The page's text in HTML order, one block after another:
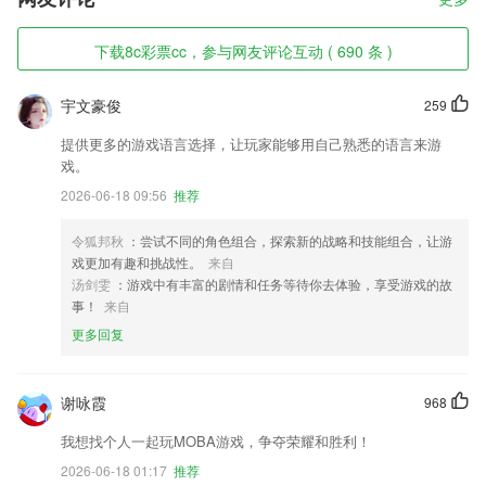
下载8c彩票cc，参与网友评论互动 ( 690 条 )
259
宇文豪俊
提供更多的游戏语言选择，让玩家能够用自己熟悉的语言来游
戏。
2026-06-18 09:56 推荐
令狐邦秋 ：尝试不同的角色组合，探索新的战略和技能组合，让游
戏更加有趣和挑战性。
来自
汤剑雯 ：游戏中有丰富的剧情和任务等待你去体验，享受游戏的故
事！
来自
更多回复
968
谢咏霞
我想找个人一起玩MOBA游戏，争夺荣耀和胜利！
2026-06-18 01:17 推荐